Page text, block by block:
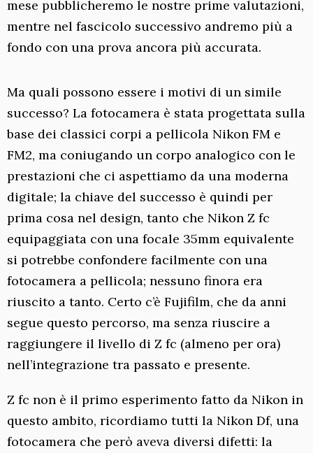
mese pubblicheremo le nostre prime valutazioni,
mentre nel fascicolo successivo andremo più a
fondo con una prova ancora più accurata.
Ma quali possono essere i motivi di un simile
successo? La fotocamera è stata progettata sulla
base dei classici corpi a pellicola Nikon FM e
FM2, ma coniugando un corpo analogico con le
prestazioni che ci aspettiamo da una moderna
digitale; la chiave del successo è quindi per
prima cosa nel design, tanto che Nikon Z fc
equipaggiata con una focale 35mm equivalente
si potrebbe confondere facilmente con una
fotocamera a pellicola; nessuno finora era
riuscito a tanto. Certo c’è Fujifilm, che da anni
segue questo percorso, ma senza riuscire a
raggiungere il livello di Z fc (almeno per ora)
nell’integrazione tra passato e presente.
Z fc non è il primo esperimento fatto da Nikon in
questo ambito, ricordiamo tutti la Nikon Df, una
fotocamera che però aveva diversi difetti: la